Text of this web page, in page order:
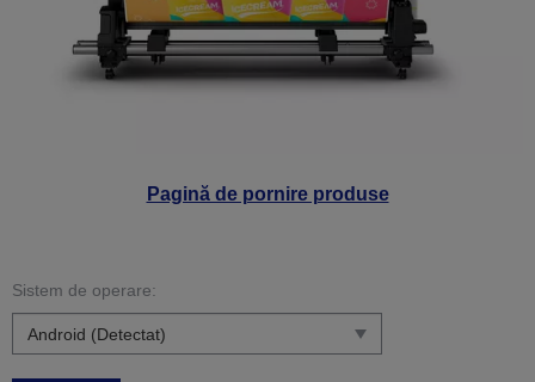
Pagină de pornire produse
Sistem de operare: